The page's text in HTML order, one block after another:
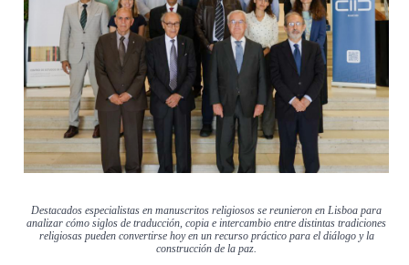
Destacados especialistas en manuscritos religiosos se reunieron en Lisboa para
analizar cómo siglos de traducción, copia e intercambio entre distintas tradiciones
religiosas pueden convertirse hoy en un recurso práctico para el diálogo y la
construcción de la paz.